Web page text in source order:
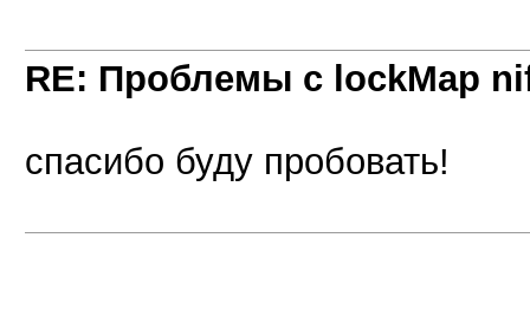
RE: Проблемы с lockMap
спасибо буду пробовать!